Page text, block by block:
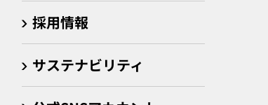
採用情報
サステナビリティ